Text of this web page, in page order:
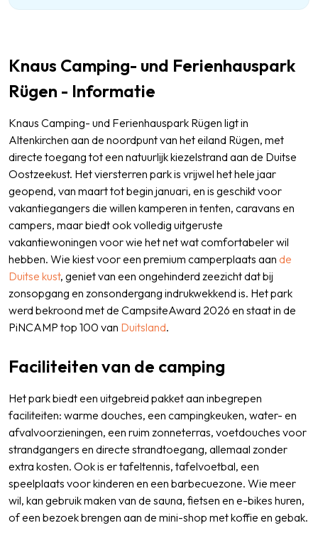
Knaus Camping- und Ferienhauspark
Rügen - Informatie
Knaus Camping- und Ferienhauspark Rügen ligt in
Altenkirchen aan de noordpunt van het eiland Rügen, met
directe toegang tot een natuurlijk kiezelstrand aan de Duitse
Oostzeekust. Het viersterren park is vrijwel het hele jaar
geopend, van maart tot begin januari, en is geschikt voor
vakantiegangers die willen kamperen in tenten, caravans en
campers, maar biedt ook volledig uitgeruste
vakantiewoningen voor wie het net wat comfortabeler wil
hebben. Wie kiest voor een premium camperplaats aan de
Duitse kust, geniet van een ongehinderd zeezicht dat bij
zonsopgang en zonsondergang indrukwekkend is. Het park
werd bekroond met de CampsiteAward 2026 en staat in de
PiNCAMP top 100 van Duitsland.
Faciliteiten van de camping
Het park biedt een uitgebreid pakket aan inbegrepen
faciliteiten: warme douches, een campingkeuken, water- en
afvalvoorzieningen, een ruim zonneterras, voetdouches voor
strandgangers en directe strandtoegang, allemaal zonder
extra kosten. Ook is er tafeltennis, tafelvoetbal, een
speelplaats voor kinderen en een barbecuezone. Wie meer
wil, kan gebruik maken van de sauna, fietsen en e-bikes huren,
of een bezoek brengen aan de mini-shop met koffie en gebak.